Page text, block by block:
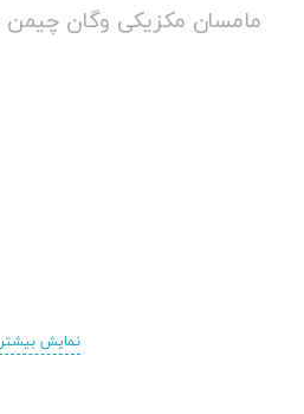
مامسان مکزیکی وگان چیمن 500 گرم
نمایش بیشتر